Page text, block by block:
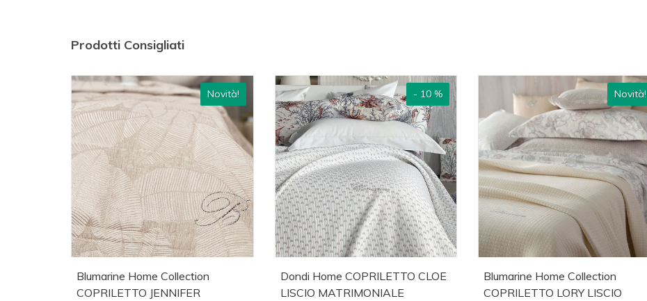
Prodotti Consigliati
Novità!
Acquista Visualizza
Blumarine Home Collection
COPRILETTO JENNIFER
- 10 %
Acquista Visualizza
Dondi Home COPRILETTO CLOE
LISCIO MATRIMONIALE
Novità!
Acquista Visualizza
Blumarine Home Collection
COPRILETTO LORY LISCIO